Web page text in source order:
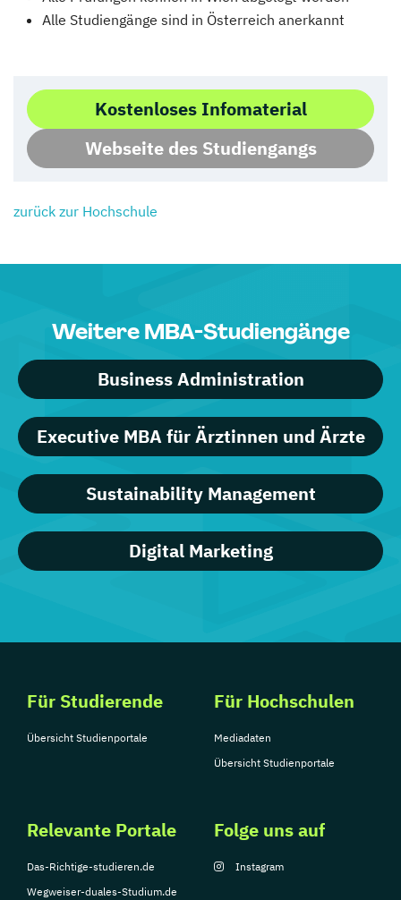
Alle Studiengänge sind in Österreich anerkannt
Kostenloses Infomaterial
Webseite des Studiengangs
zurück zur Hochschule
Weitere MBA-Studiengänge
Business Administration
Executive MBA für Ärztinnen und Ärzte
Sustainability Management
Digital Marketing
Für Studierende
Übersicht Studienportale
Für Hochschulen
Mediadaten
Übersicht Studienportale
Relevante Portale
Das-Richtige-studieren.de
Wegweiser-duales-Studium.de
Folge uns auf
Instagram